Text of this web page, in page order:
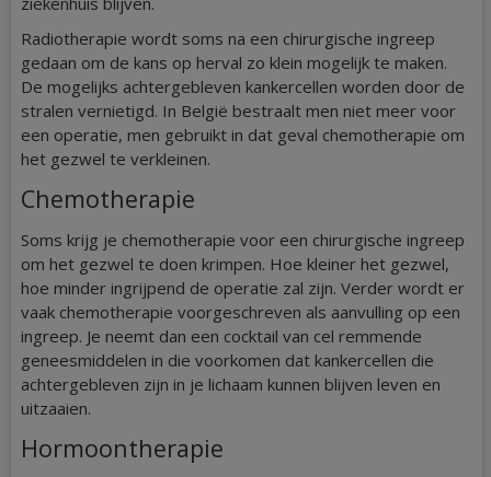
Radiotherapie wordt soms na een chirurgische ingreep
gedaan om de kans op herval zo klein mogelijk te maken.
De mogelijks achtergebleven kankercellen worden door de
stralen vernietigd. In België bestraalt men niet meer voor
een operatie, men gebruikt in dat geval chemotherapie om
het gezwel te verkleinen.
Chemotherapie
Soms krijg je chemotherapie voor een chirurgische ingreep
om het gezwel te doen krimpen. Hoe kleiner het gezwel,
hoe minder ingrijpend de operatie zal zijn. Verder wordt er
vaak chemotherapie voorgeschreven als aanvulling op een
ingreep. Je neemt dan een cocktail van cel remmende
geneesmiddelen in die voorkomen dat kankercellen die
achtergebleven zijn in je lichaam kunnen blijven leven en
uitzaaien.
Hormoontherapie